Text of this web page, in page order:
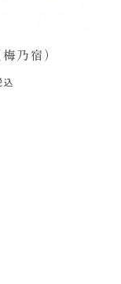
乃宿）
込